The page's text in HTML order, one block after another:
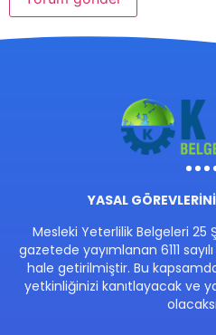
YASAL
Mesleki Yeterlilik Belgeleri 25
gazetede yayımlanan 6111
hale getirilmiştir. Bu kapsamda
yetkinliğinizi kanıtlayacak ve